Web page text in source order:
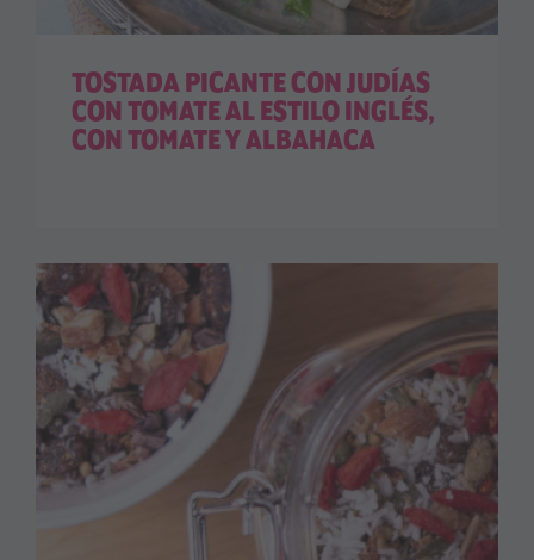
TOSTADA PICANTE CON JUDÍAS
CON TOMATE AL ESTILO INGLÉS,
CON TOMATE Y ALBAHACA